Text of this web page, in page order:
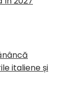
italiene și